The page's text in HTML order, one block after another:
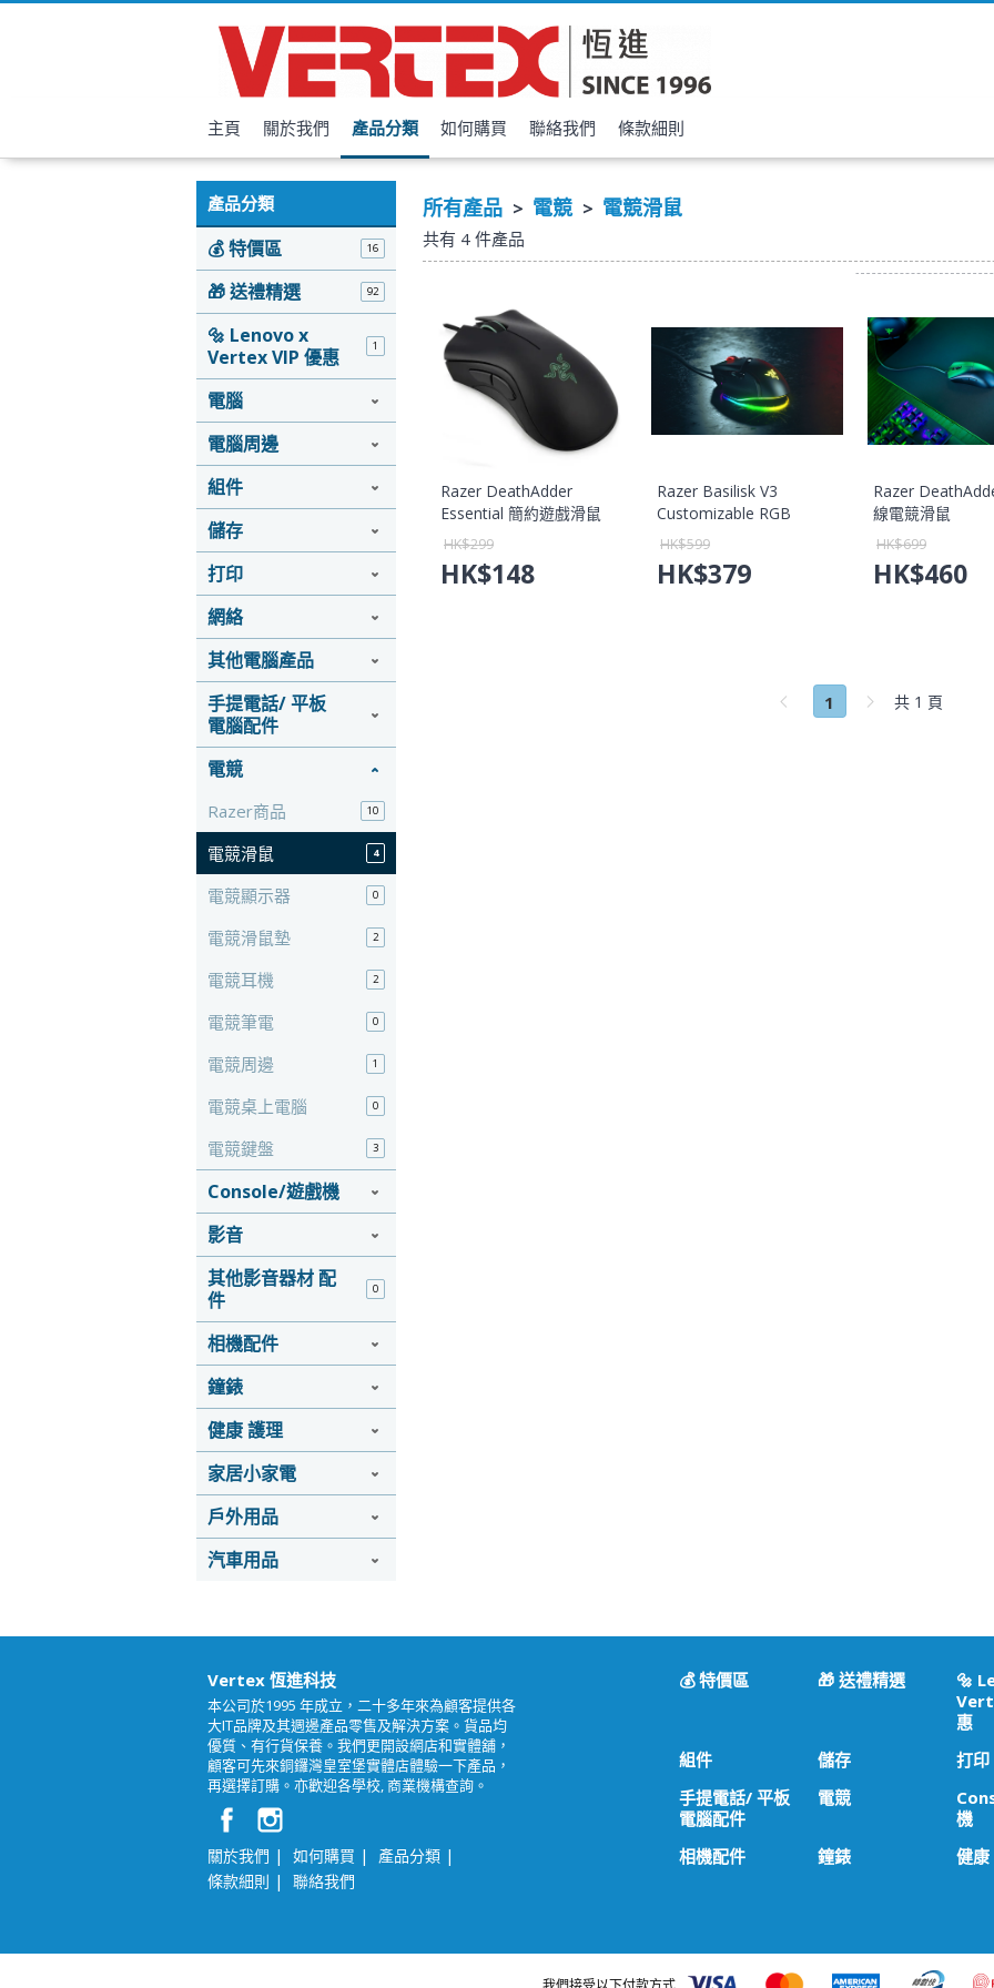
主頁 關於我們 產品分類 如何購買 聯絡我們 條款細則
產品分類
💰 特價區 16
🎁 送禮精選 92
🔩 Lenovo x
Vertex VIP 優惠
1
電腦
電腦周邊
組件
儲存
打印
網絡
其他電腦產品
手提電話/ 平板
電腦配件
電競
Razer商品 10
電競滑鼠 4
電競顯示器 0
電競滑鼠墊 2
電競耳機 2
電競筆電 0
電競周邊 1
電競桌上電腦 0
電競鍵盤 3
Console/遊戲機
影音
其他影音器材 配
件
0
相機配件
鐘錶
健康 護理
家居小家電
戶外用品
汽車用品
所有產品 > 電競 > 電競滑鼠
共有 4 件產品
Razer DeathAdder
Essential 簡約遊戲滑鼠
(雷蛇蝰蛇標準版) 【香港
行貨保養】
HK$299
HK$148
Razer Basilisk V3
Customizable RGB
Gaming Mouse 人體工學
遊戲滑鼠【香港行貨保
養】
HK$599
HK$379
Razer
線電競滑鼠
HK$699
HK$460
1 共 1 頁
Vertex 恆進科技
本公司於1995 年成立，二十多年來為顧客提供各
大IT品牌及其週邊產品零售及解決方案。貨品均
優質、有行貨保養。我們更開設網店和實體舖，
顧客可先來銅鑼灣皇室堡實體店體驗一下產品，
再選擇訂購。亦歡迎各學校, 商業機構查詢。
關於我們 | 如何購買 | 產品分類 |
條款細則 | 聯絡我們
💰 特價區 🎁 送禮精選
🔩
惠
組件
儲存
打印
手提電話/ 平板
電腦配件
電競
機
相機配件
鐘錶 健康